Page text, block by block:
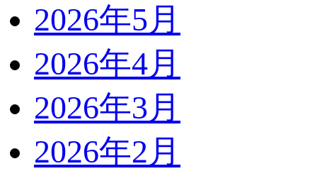
2026年5月
2026年4月
2026年3月
2026年2月